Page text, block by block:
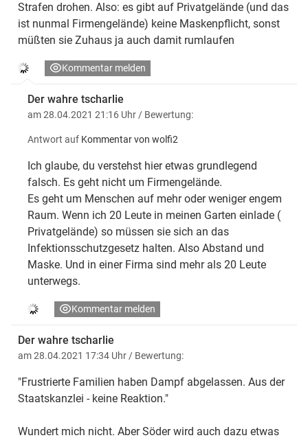
Strafen drohen. Also: es gibt auf Privatgelände (und das
ist nunmal Firmengelände) keine Maskenpflicht, sonst
müßten sie Zuhaus ja auch damit rumlaufen
Kommentar melden
Der wahre tscharlie
am 28.04.2021 21:16 Uhr / Bewertung:
Antwort auf Kommentar von wolfi2
Ich glaube, du verstehst hier etwas grundlegend
falsch. Es geht nicht um Firmengelände.
Es geht um Menschen auf mehr oder weniger engem
Raum. Wenn ich 20 Leute in meinen Garten einlade (
Privatgelände) so müssen sie sich an das
Infektionsschutzgesetz halten. Also Abstand und
Maske. Und in einer Firma sind mehr als 20 Leute
unterwegs.
Kommentar melden
Der wahre tscharlie
am 28.04.2021 17:34 Uhr / Bewertung:
"Frustrierte Familien haben Dampf abgelassen. Aus der
Staatskanzlei - keine Reaktion."
Wundert mich nicht. Aber Söder wird auch dazu etwas